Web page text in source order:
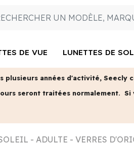
DE VUE LUNETTES DE
plusieurs années d'activité, Seecly
seront traitées normalement. Si
- ADULTE - VERRES